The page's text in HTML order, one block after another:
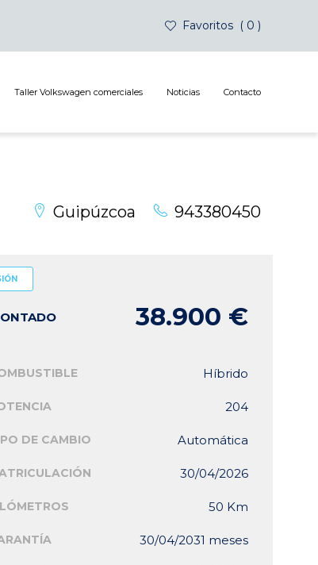
0
Favoritos
Taller Volkswagen comerciales Noticias Contacto
Guipúzcoa 943380450
38.900 €
Híbrido
204
DE CAMBIO Automática
30/04/2026
50 Km
30/04/2031 meses